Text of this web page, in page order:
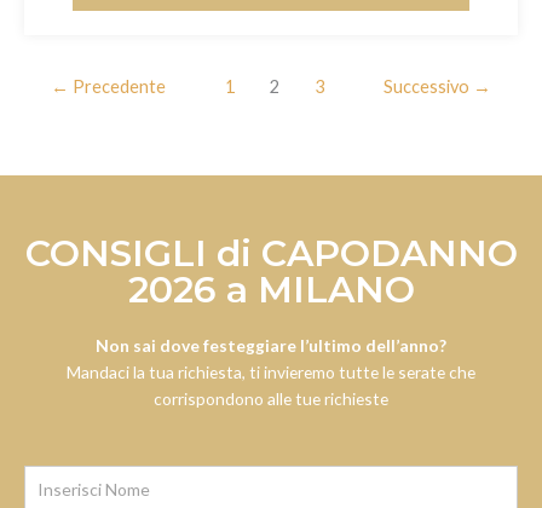
← Precedente 1 2 3 Successivo →
CONSIGLI di CAPODANNO
2026 a MILANO
Non sai dove festeggiare l’ultimo dell’anno?
Mandaci la tua richiesta, ti invieremo tutte le serate che
corrispondono alle tue richieste